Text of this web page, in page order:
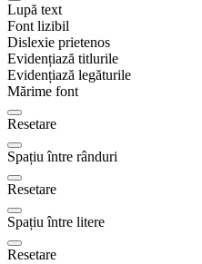
Lupă text
Font lizibil
Dislexie prietenos
Evidențiază titlurile
Evidențiază legăturile
Mărime font
Resetare
Spațiu între rânduri
Resetare
Spațiu între litere
Resetare